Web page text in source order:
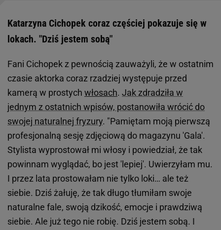
Katarzyna Cichopek coraz częściej pokazuje się w
lokach. "Dziś jestem sobą"
Fani Cichopek z pewnością zauważyli, że w ostatnim
czasie aktorka coraz rzadziej występuje przed
kamerą w prostych włosach. Jak zdradziła w
jednym z ostatnich wpisów, postanowiła wrócić do
swojej naturalnej fryzury. "Pamiętam moją pierwszą
profesjonalną sesję zdjęciową do magazynu 'Gala'.
Stylista wyprostował mi włosy i powiedział, że tak
powinnam wyglądać, bo jest 'lepiej'. Uwierzyłam mu.
I przez lata prostowałam nie tylko loki… ale też
siebie. Dziś żałuję, że tak długo tłumiłam swoje
naturalne fale, swoją dzikość, emocje i prawdziwą
siebie. Ale już tego nie robię. Dziś jestem sobą. I